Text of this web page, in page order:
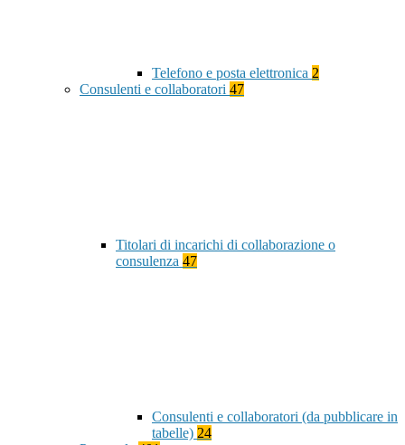
Telefono e posta elettronica 2
Consulenti e collaboratori 47
Titolari di incarichi di collaborazione o
consulenza 47
Consulenti e collaboratori (da pubblicare in
tabelle) 24